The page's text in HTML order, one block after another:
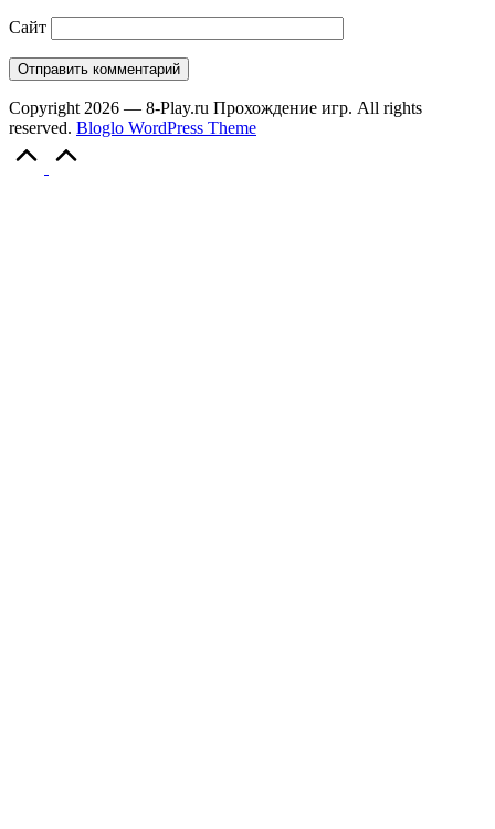
Сайт
Copyright 2026 — 8-Play.ru Прохождение игр. All rights
reserved. Bloglo WordPress Theme